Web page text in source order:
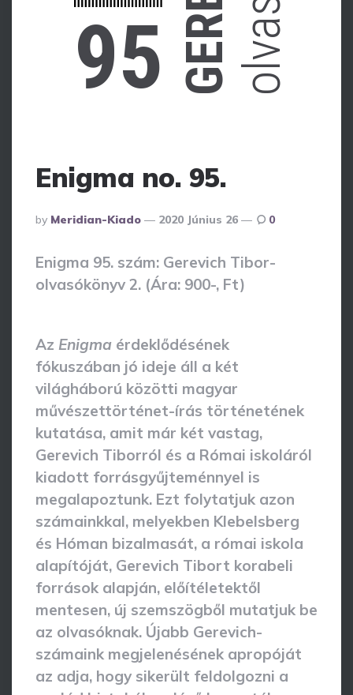
95
Enigma no. 95.
Posted
By
By Meridian-Kiado 2020 Június 26 0
Enigma 95. szám: Gerevich Tibor-
olvasókönyv 2. (Ára: 900-, Ft)
Az Enigma érdeklődésének
fókuszában jó ideje áll a két
világháború közötti magyar
művészettörténet-írás történetének
kutatása, amit már két vastag,
Gerevich Tiborról és a Római iskoláról
kiadott forrásgyűjteménnyel is
megalapoztunk. Ezt folytatjuk azon
számainkkal, melyekben Klebelsberg
és Hóman bizalmasát, a római iskola
alapítóját, Gerevich Tibort korabeli
források alapján, előítéletektől
mentesen, új szemszögből mutatjuk be
az olvasóknak. Újabb Gerevich-
számaink megjelenésének apropóját
az adja, hogy sikerült feldolgozni a